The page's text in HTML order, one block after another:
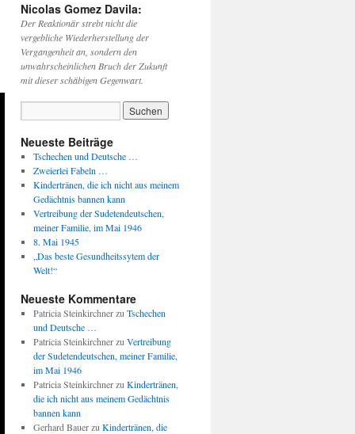
Nicolas Gomez Davila:
Der Reaktionär strebt nicht die
vergebliche Wiederherstellung der
Vergangenheit an, sondern den
unwahrscheinlichen Bruch der Zukunft
mit dieser schäbigen Gegenwart.
Neueste Beiträge
Tschechen und Deutsche …
Zweierlei Fabeln …
Kindertränen, die ich nicht aus meinem
Gedächtnis bannen kann
Vertreibung der Sudetendeutschen,
meiner Familie, im Mai 1946
8. Mai 1945
„Das beste Gesundheitssytem der
Welt!“
Neueste Kommentare
Patricia Steinkirchnerzu Tschechen
und Deutsche …
Patricia Steinkirchnerzu Vertreibung
der Sudetendeutschen, meiner Familie,
im Mai 1946
Patricia Steinkirchnerzu Kindertränen,
die ich nicht aus meinem Gedächtnis
bannen kann
Gerhard Bauerzu Kindertränen, die